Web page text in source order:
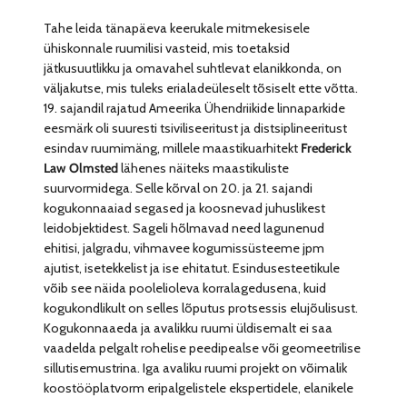
Tahe leida tänapäeva keerukale mitmekesisele
ühiskonnale ruumilisi vasteid, mis toetaksid
jätkusuutlikku ja omavahel suhtlevat elanikkonda, on
väljakutse, mis tuleks erialadeüleselt tõsiselt ette võtta.
19. sajandil rajatud Ameerika Ühendriikide linnaparkide
eesmärk oli suuresti tsiviliseeritust ja distsiplineeritust
esindav ruumimäng, millele maastikuarhitekt Frederick
Law Olmstedlähenes näiteks maastikuliste
suurvormidega. Selle kõrval on 20. ja 21. sajandi
kogukonnaaiad segased ja koosnevad juhuslikest
leidobjektidest. Sageli hõlmavad need lagunenud
ehitisi, jalgradu, vihmavee kogumissüsteeme jpm
ajutist, isetekkelist ja ise ehitatut. Esindusesteetikule
võib see näida poolelioleva korralagedusena, kuid
kogukondlikult on selles lõputus protsessis elujõulisust.
Kogukonnaaeda ja avalikku ruumi üldisemalt ei saa
vaadelda pelgalt rohelise peedipealse või geomeetrilise
sillutisemustrina. Iga avaliku ruumi projekt on võimalik
koostööplatvorm eripalgelistele ekspertidele, elanikele